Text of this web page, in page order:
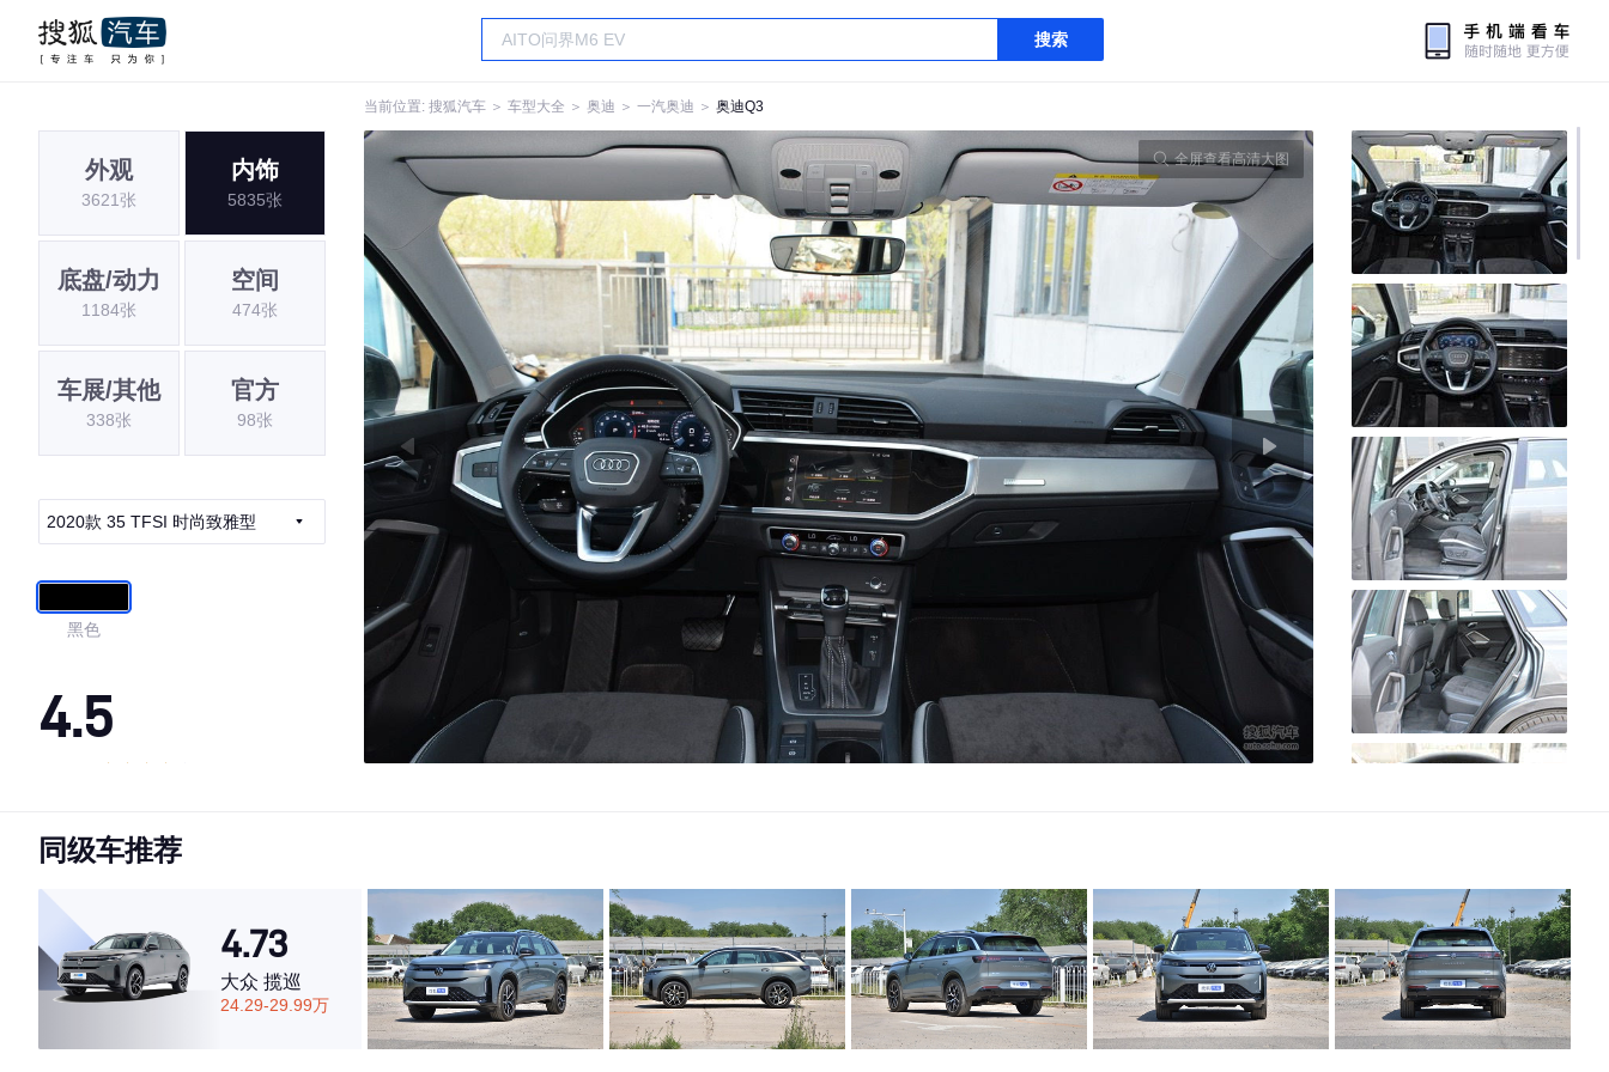
搜索
当前位置: 搜狐汽车 ＞ 车型大全 ＞ 奥迪 ＞ 一汽奥迪 ＞ 奥迪Q3
外观
3621张
内饰
5835张
底盘/动力
1184张
空间
474张
车展/其他
338张
官方
98张
2020款 35 TFSI 时尚致雅型
黑色
4.5
·内饰表现一般，低于65%同级车
·空间表现一般，低于91%同级车
全屏查看高清大图
同级车推荐
4.73
大众 揽巡
24.29-29.99万